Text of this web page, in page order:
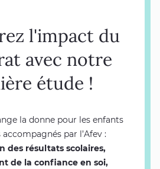
l'impact du
avec notre
étude !
la donne pour les enfants
par l’Afev :
des résultats scolaires,
de la confiance en soi,